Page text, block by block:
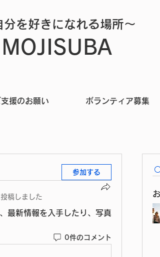
分を好きになれる場所～
MOJISUBA
支援のお願い ボランティア募集
参加する
投稿しました
最新情報を入手したり、写真
0件のコメント